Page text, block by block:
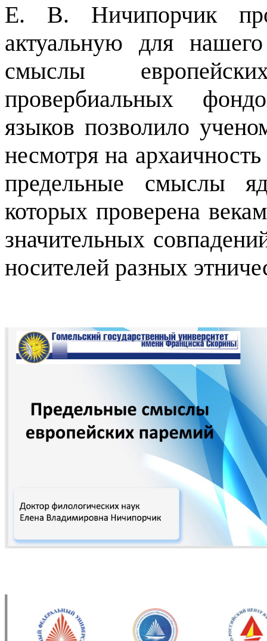
Е. В. Ничипорчик
актуальную для
смыслы
провербиальных
языков позволило
несмотря на
предельные смыслы
которых проверена
значительных
носителей разных